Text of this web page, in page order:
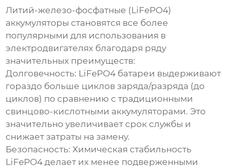
Литий-железо-фосфатные (LiFePO4)
аккумуляторы становятся все более
популярными для использования в
электродвигателях благодаря ряду
значительных преимуществ:
Долговечность: LiFePO4 батареи выдерживают
гораздо больше циклов заряда/разряда (до
циклов) по сравнению с традиционными
свинцово-кислотными аккумуляторами. Это
значительно увеличивает срок службы и
снижает затраты на замену.
Безопасность: Химическая стабильность
LiFePO4 делает их менее подверженными